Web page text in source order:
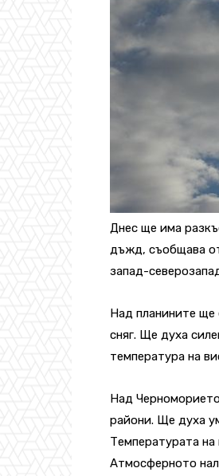
Днес ще има
дъжд, съобщава
запад-
Над планините ще
сняг. Ще духа
температура на
Над
райони. Ще духа
Температурата
Атмосферното